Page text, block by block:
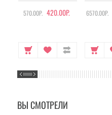
570.00Р. 420.00Р. 6570.00Р.
ВЫ СМОТРЕЛИ